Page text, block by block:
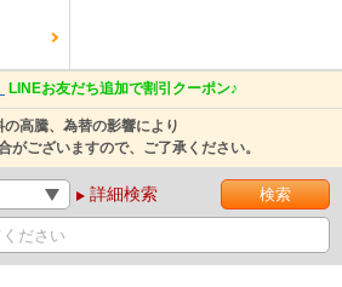
LINEお友だち追加で割引クーポン♪
の高騰、為替の影響により
がございますので、ご了承ください。
詳細検索